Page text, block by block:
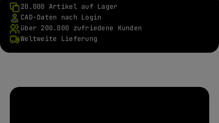
20.000 Artikel auf Lager
CAD-Daten nach Login
über 200.000 zufriedene Kunden
Weltweite Lieferung